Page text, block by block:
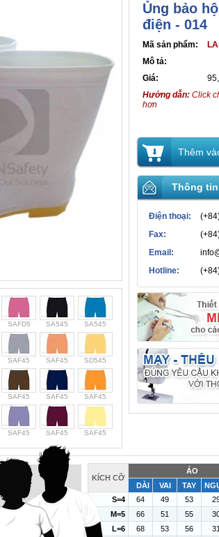
SAFD5 SA545 SA545
SAF45 SAF45 SD545
SAF45 SAF45 SAF45
SAF45 SAF45 SAF45
Ủng bảo
điện - 014
Mã sản phẩm:
Mô tả:
Giá:
Hướng dẫn: Click
hơn
Thêm
Thông
Điện thoại:
Fax:
Email:
Hotline:
KÍCH CỠ
ÁO
DÀI
VAI TAY
S=4
64 49 53
M=5
66 51 55
L=6
68 53 56